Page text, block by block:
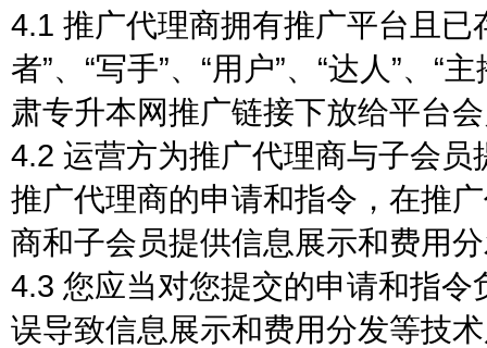
4.1 推广代理商拥有推广平台且
者”、“写手”、“用户”、“达人”、“
肃专升本网推广链接下放给平台
4.2 运营方为推广代理商与子会
推广代理商的申请和指令，在推
商和子会员提供信息展示和费用
4.3 您应当对您提交的申请和指
误导致信息展示和费用分发等技